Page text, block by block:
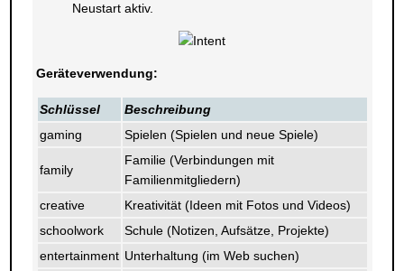
Neustart aktiv.
Geräteverwendung:
Schlüssel
Beschreibung
gaming
Spielen (Spielen und neue Spiele)
family
Familie (Verbindungen mit
Familienmitgliedern)
creative
Kreativität (Ideen mit Fotos und Videos)
schoolwork
Schule (Notizen, Aufsätze, Projekte)
entertainment Unterhaltung (im Web suchen)